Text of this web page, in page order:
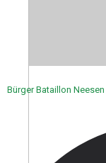
Bürger Bataillon Neesen